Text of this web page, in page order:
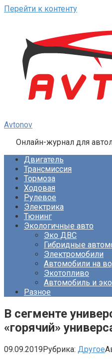
Перейти к контенту
Avtonov
Онлайн-журнал для
Двигатель
Трансмиссия
Тормоза
Ходовая
Рулевое
Электрика
Тюнинг
Экологичные авто
Эко ДВС
Гибридные
Электромобили
Автомобили на
Экотопливо
Автомобиль и
Разное
В сегменте
«горячий»
09.09.2019Рубрика: Другое